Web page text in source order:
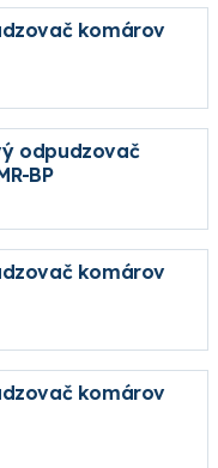
komárov
odpudzovač
BP
komárov
komárov